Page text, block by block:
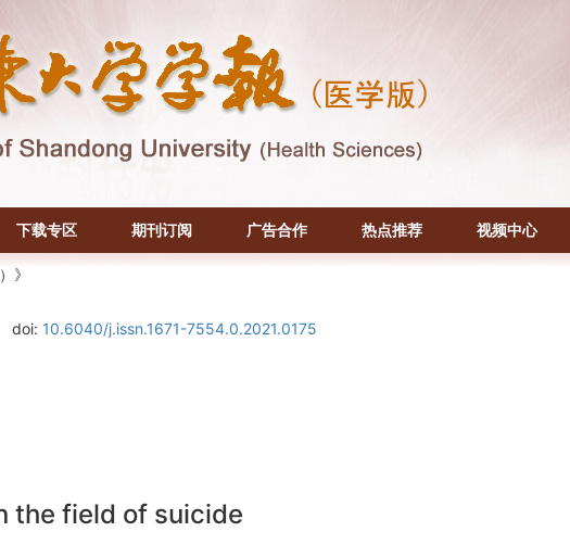
下载专区 期刊订阅 广告合作 热点推荐 视频中心
》
doi: 10.6040/j.issn.1671-7554.0.2021.0175
the field of suicide